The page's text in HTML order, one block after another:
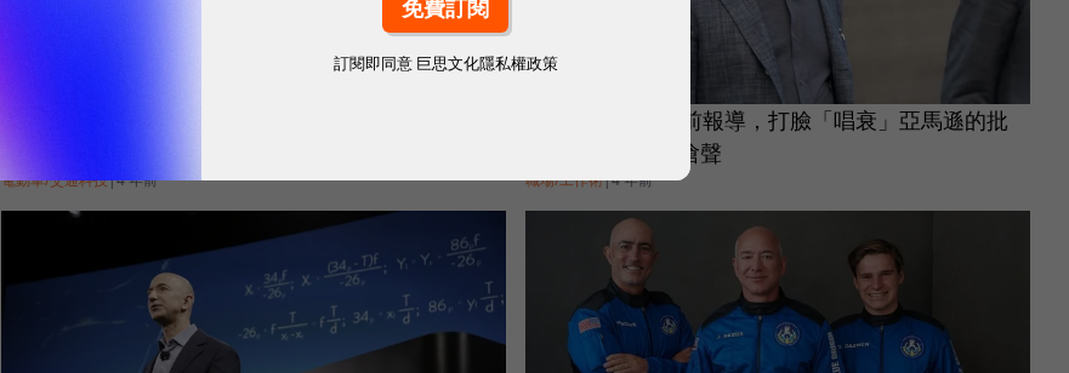
電動車/交通科技|4 年前
貝佐斯翻出22年前報導，打臉「唱衰」亞馬遜的批
評！馬斯克又來嗆聲
職場/工作術|4 年前
訂閱即同意 巨思文化隱私權政策